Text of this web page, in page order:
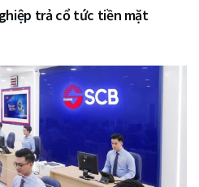
trả cổ tức tiền mặt